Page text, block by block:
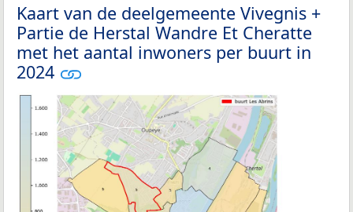
Kaart van de deelgemeente Vivegnis +
Partie de Herstal Wandre Et Cheratte
met het aantal inwoners per buurt in
2024